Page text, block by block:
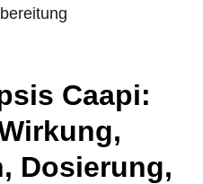
Caapi:
Dosierung,